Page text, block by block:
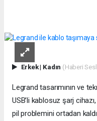
Erkek| Kadın (Haberi
Legrand tasarımının ve
USB’li kablosuz şarj
pil problemini ortadan